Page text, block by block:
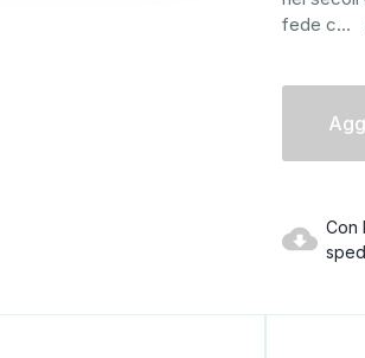
fede c...
attuale:
Con